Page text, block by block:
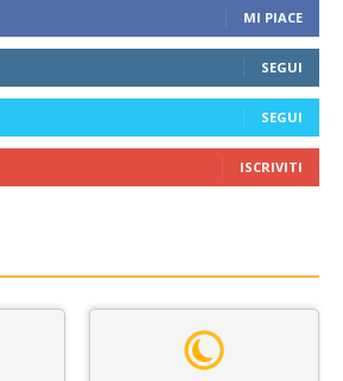
MI PIACE
SEGUI
SEGUI
ISCRIVITI